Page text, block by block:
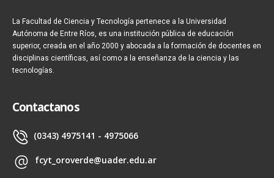
La Facultad de Ciencia y Tecnología pertenece a la Universidad
Autónoma de Entre Ríos, es una institución pública de educación
superior, creada en el año 2000 y abocada a la formación de docentes en
disciplinas científicas, así como a la enseñanza de la ciencia y las
tecnologías.
Contactanos
(0343) 4975141 - 4975066
fcyt_oroverde@uader.edu.ar